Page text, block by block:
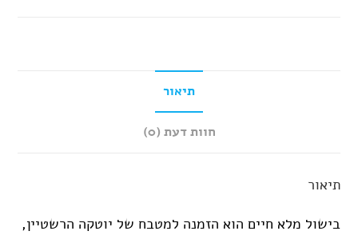
תיאור
חוות דעת (0)
תיאור
בישול מלא חיים הוא הזמנה למטבח של יוטקה הרשטיין,